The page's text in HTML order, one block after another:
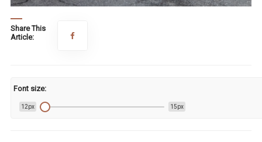
Share This
Article:
Font size:
12px 15px